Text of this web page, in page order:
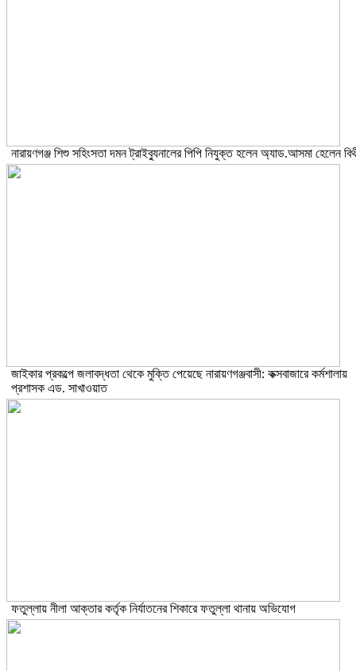
নারায়ণগঞ্জ শিশু সহিংসতা দমন ট্রাইব্যুনালের পিপি নিযুক্ত হলেন অ্যাড.আসমা হেলেন
জাইকার প্রকল্পে জলাবদ্ধতা থেকে মুক্তি পেয়েছে নারায়ণগঞ্জবাসী: কক্সবাজারে কর্মশালায়
প্রশাসক এড. সাখাওয়াত
ফতুল্লায় নীলা আক্তার কর্তৃক নির্যাতনের শিকারে ফতুল্লা থানায় অভিযোগ